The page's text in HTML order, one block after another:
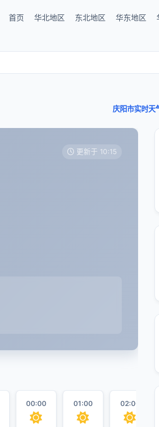
首页 华北地区 东北地区 华东地区
庆阳市实时天
更新于 10:15
00:00 01:00 02:00